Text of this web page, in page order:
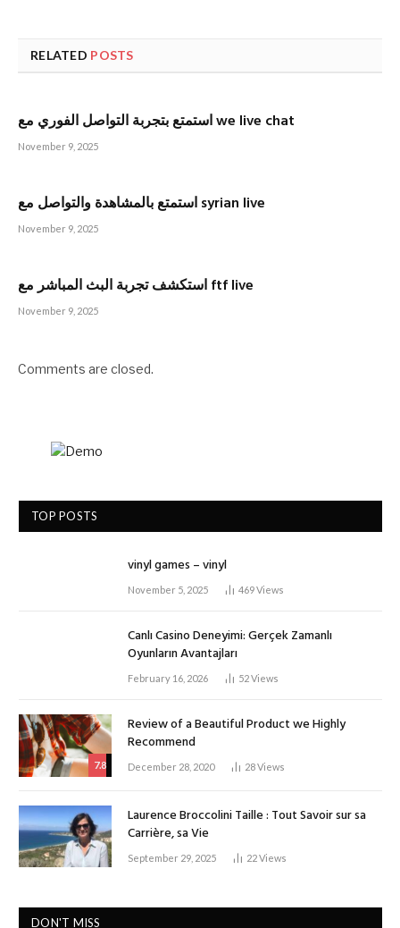
RELATED POSTS
استمتع بتجربة التواصل الفوري مع we live chat
November 9, 2025
استمتع بالمشاهدة والتواصل مع syrian live
November 9, 2025
استكشف تجربة البث المباشر مع ftf live
November 9, 2025
Comments are closed.
TOP POSTS
vinyl games – vinyl
November 5, 2025 469Views
Canlı Casino Deneyimi: Gerçek Zamanlı
Oyunların Avantajları
February 16, 2026 52Views
7.8
Review of a Beautiful Product we Highly
Recommend
December 28, 2020 28Views
Laurence Broccolini Taille : Tout Savoir sur sa
Carrière, sa Vie
September 29, 2025 22Views
DON'T MISS